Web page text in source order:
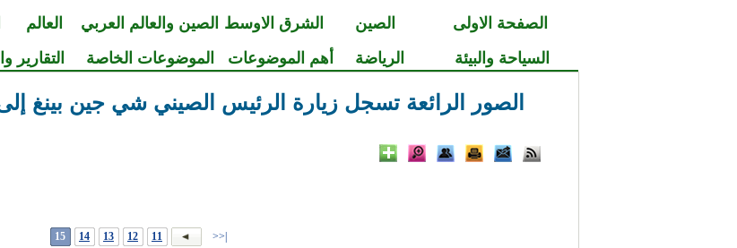
الصفحة الاولى الصين الشرق الاوسط الصين والعالم العربي العالم
السياحة والبيئة
الرياضة أهم الموضوعات الموضوعات الخاصة التقارير
الصور الرائعة تسجل زيارة الرئيس الصيني شي جين بينغ إلى
|<<
11
12
13
14
15